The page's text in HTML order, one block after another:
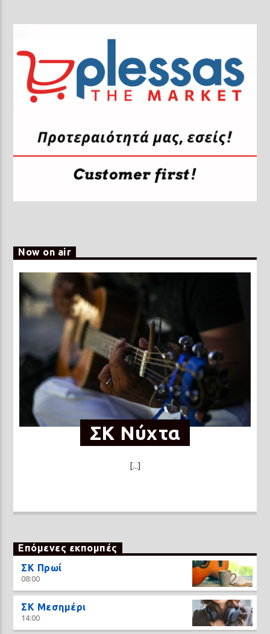
Now on air
ΣΚ Νύχτα
[...]
Επόμενες εκπομπές
ΣΚ Πρωί
08:00
ΣΚ Μεσημέρι
14:00